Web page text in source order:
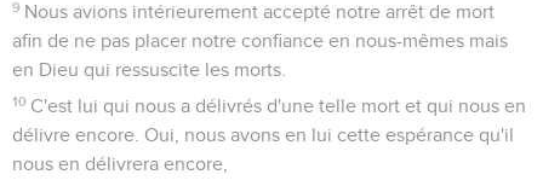
9 Nous avions intérieurement accepté notre arrêt de mort
afin de ne pas placer notre confiance en nous-mêmes mais
en Dieu qui ressuscite les morts.
10 C'est lui qui nous a délivrés d'une telle mort et qui nous en
délivre encore. Oui, nous avons en lui cette espérance qu'il
nous en délivrera encore,